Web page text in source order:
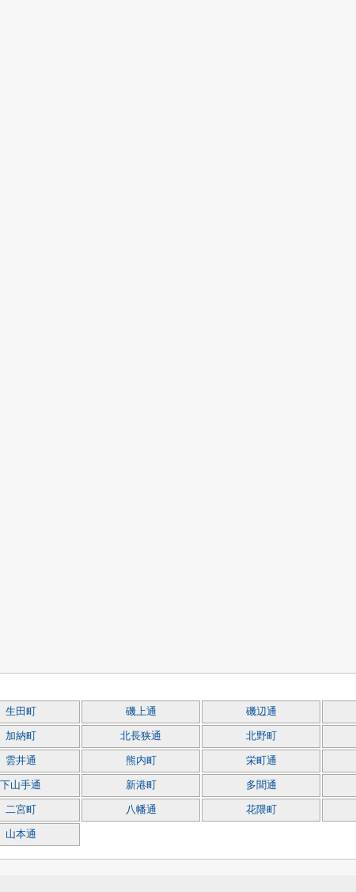
生田町 磯上通 磯辺通
加納町 北長狭通 北野町
雲井通 熊内町 栄町通
下山手通 新港町 多聞通
二宮町 八幡通 花隈町
山本通